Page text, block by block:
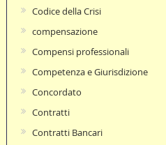
Codice della Crisi
compensazione
Compensi professionali
Competenza e Giurisdizione
Concordato
Contratti
Contratti Bancari